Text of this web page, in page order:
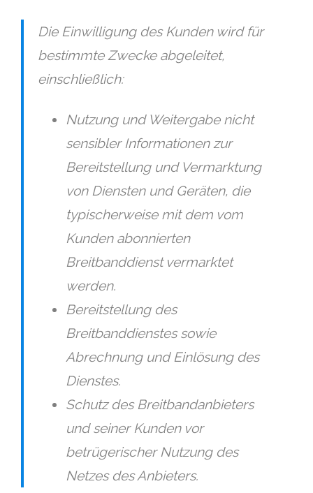
Die Einwilligung des Kunden wird für
bestimmte Zwecke abgeleitet,
einschließlich:
Nutzung und Weitergabe nicht
sensibler Informationen zur
Bereitstellung und Vermarktung
von Diensten und Geräten, die
typischerweise mit dem vom
Kunden abonnierten
Breitbanddienst vermarktet
werden.
Bereitstellung des
Breitbanddienstes sowie
Abrechnung und Einlösung des
Dienstes.
Schutz des Breitbandanbieters
und seiner Kunden vor
betrügerischer Nutzung des
Netzes des Anbieters.